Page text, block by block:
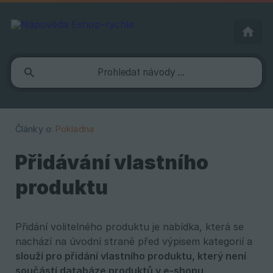
Články o: Pokladna
Přidávání vlastního
produktu
Přidání volitelného produktu je nabídka, která se
nachází na úvodní straně před výpisem kategorií a
slouží pro přidání vlastního produktu, který není